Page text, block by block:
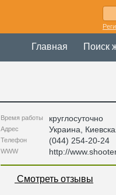
Главная Поиск
Время работы круглосуточно
Адрес Украина
Телефон (044) 254-20-24
WWW http://
Смотреть отзывы